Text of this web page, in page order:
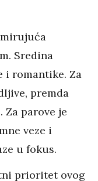
Sredina
i romantike. Za
premda
Za parove je
veze i
u fokus.
prioritet ovog